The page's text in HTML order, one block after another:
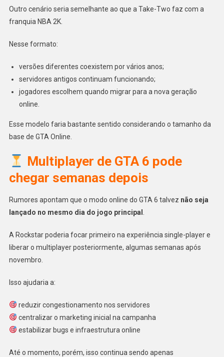
Outro cenário seria semelhante ao que a Take-Two faz com a
franquia NBA 2K.
Nesse formato:
versões diferentes coexistem por vários anos;
servidores antigos continuam funcionando;
jogadores escolhem quando migrar para a nova geração
online.
Esse modelo faria bastante sentido considerando o tamanho da
base de GTA Online.
Multiplayer de GTA 6 pode
chegar semanas depois
Rumores apontam que o modo online do GTA 6 talvez não seja
lançado no mesmo dia do jogo principal
A Rockstar poderia focar primeiro na experiência single-player e
liberar o multiplayer posteriormente, algumas semanas após
novembro.
Isso ajudaria a:
reduzir congestionamento nos servidores
centralizar o marketing inicial na campanha
estabilizar bugs e infraestrutura online
Até o momento, porém, isso continua sendo apenas